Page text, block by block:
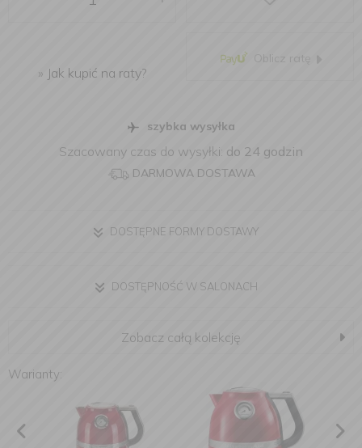
» Jak kupić na raty?
szybka wysyłka
Szacowany czas do wysyłki: do 24 godzin
DARMOWA DOSTAWA
DOSTĘPNE FORMY DOSTAWY
DOSTĘPNOŚĆ W SALONACH
Zobacz całą kolekcję
Warianty: